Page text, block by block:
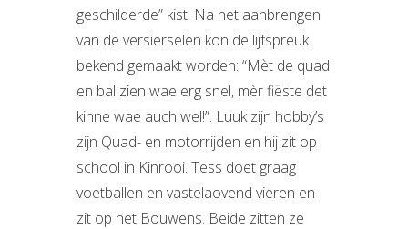
geschilderde” kist. Na het aanbrengen
van de versierselen kon de lijfspreuk
bekend gemaakt worden: “Mèt de quad
en bal zien wae erg snel, mèr fiëste det
kinne wae auch wel!”. Luuk zijn hobby’s
zijn Quad- en motorrijden en hij zit op
school in Kinrooi. Tess doet graag
voetballen en vastelaovend vieren en
zit op het Bouwens. Beide zitten ze